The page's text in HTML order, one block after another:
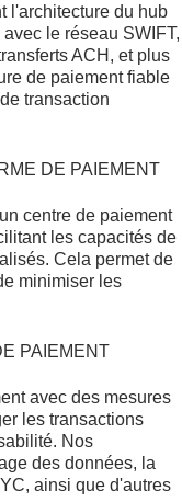
l'architecture du hub
le réseau SWIFT,
ACH, et plus
de paiement fiable
transaction
DE PAIEMENT
centre de paiement
les capacités de
Cela permet de
minimiser les
PAIEMENT
avec des mesures
les transactions
Nos
des données, la
ainsi que d'autres